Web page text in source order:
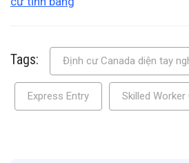
Tags: Định cư Canada diện tay
Express Entry Skilled Worker